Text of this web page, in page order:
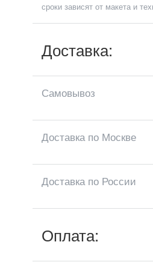
сроки зависят от макета и
Доставка:
Самовывоз
Доставка по Москве
Доставка по России
Оплата: